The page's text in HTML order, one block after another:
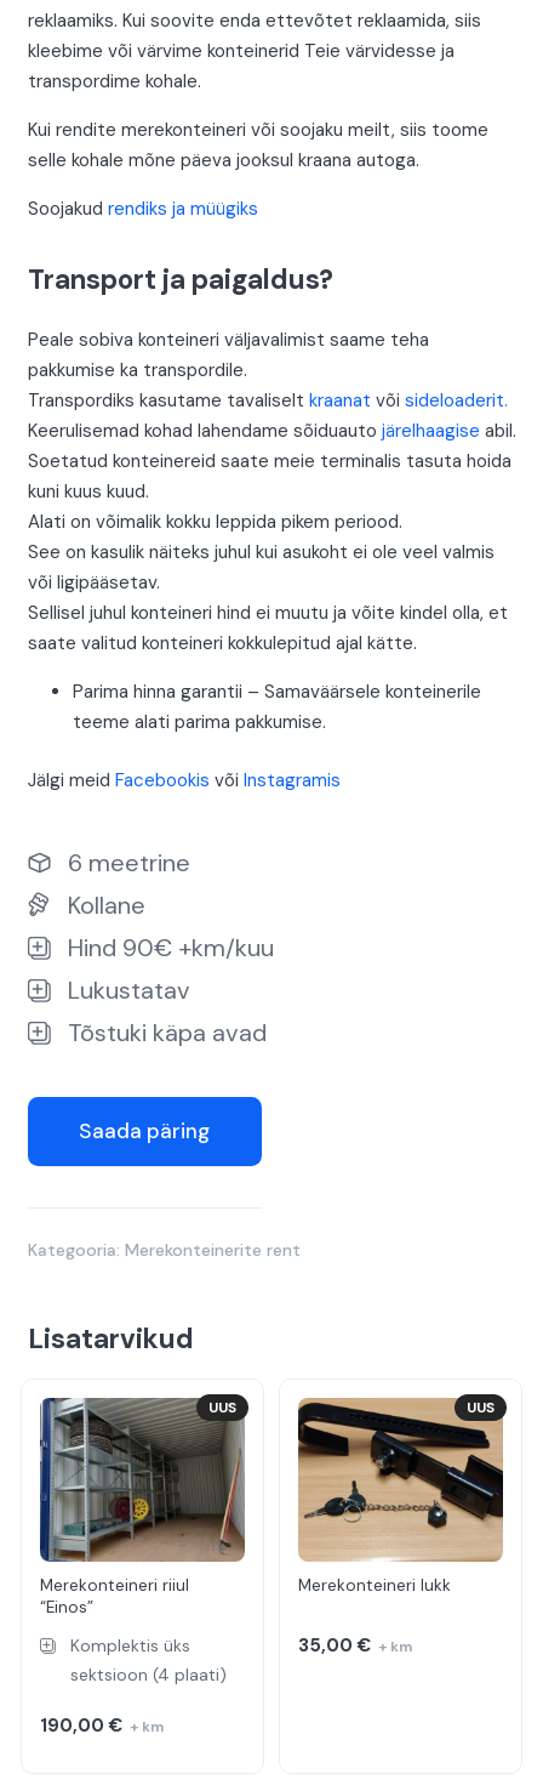
reklaamiks. Kui soovite enda ettevõtet reklaamida, siis
kleebime või värvime konteinerid Teie värvidesse ja
transpordime kohale.
Kui rendite merekonteineri või soojaku meilt, siis toome
selle kohale mõne päeva jooksul kraana autoga.
Soojakud rendiks ja müügiks
Transport ja paigaldus?
Peale sobiva konteineri väljavalimist saame teha
pakkumise ka transpordile.
Transpordiks kasutame tavaliselt kraanat või sideloaderit.
Keerulisemad kohad lahendame sõiduauto järelhaagise abil.
Soetatud konteinereid saate meie terminalis tasuta hoida
kuni kuus kuud.
Alati on võimalik kokku leppida pikem periood.
See on kasulik näiteks juhul kui asukoht ei ole veel valmis
või ligipääsetav.
Sellisel juhul konteineri hind ei muutu ja võite kindel olla, et
saate valitud konteineri kokkulepitud ajal kätte.
Parima hinna garantii – Samaväärsele konteinerile
teeme alati parima pakkumise.
Jälgi meid Facebookis või Instagramis
6 meetrine
Kollane
Hind 90€ +km/kuu
Lukustatav
Tõstuki käpa avad
Saada päring
Kategooria: Merekonteinerite rent
Lisatarvikud
Merekonteineri riiul
“Einos”
Komplektis üks
sektsioon (4 plaati)
190,00€ + km
UUS
Merekonteineri lukk
35,00€ + km
UUS